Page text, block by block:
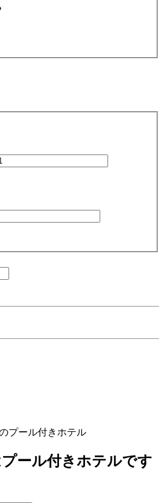
プール付きホテル
ール付きホテルです